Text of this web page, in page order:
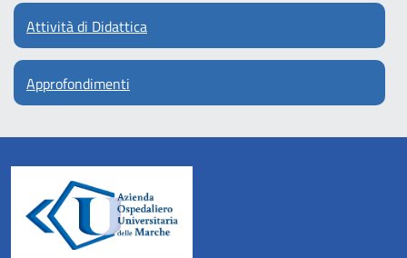
Attività di Didattica
Approfondimenti